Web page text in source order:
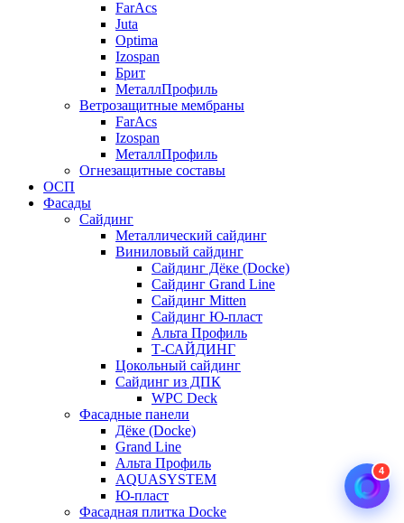
FarAcs
Juta
Optima
Izospan
Брит
МеталлПрофиль
Ветрозащитные мембраны
FarAcs
Izospan
МеталлПрофиль
Огнезащитные составы
ОСП
Фасады
Сайдинг
Металлический сайдинг
Виниловый сайдинг
Сайдинг Дёке (Docke)
Сайдинг Grand Line
Сайдинг Mitten
Сайдинг Ю-пласт
Альта Профиль
Т-САЙДИНГ
Цокольный сайдинг
Сайдинг из ДПК
WPC Deck
Фасадные панели
Дёке (Docke)
Grand Line
Альта Профиль
AQUASYSTEM
Ю-пласт
Фасадная плитка Docke
4